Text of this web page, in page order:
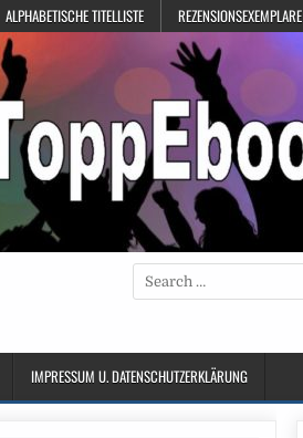
ALPHABETISCHE TITELLISTE REZENSIONSEXEMPLARE
Search
for:
IMPRESSUM U. DATENSCHUTZERKLÄRUNG